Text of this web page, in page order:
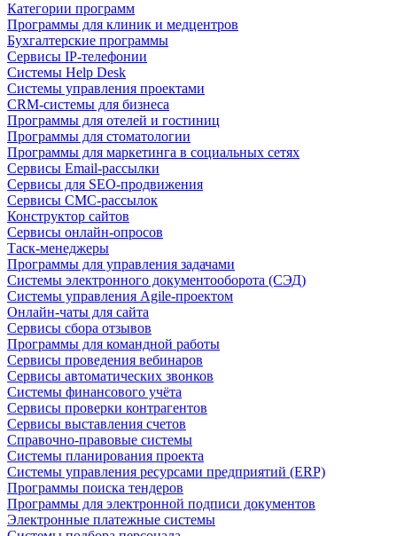
Категории программ
Программы для клиник и медцентров
Бухгалтерские программы
Сервисы IP-телефонии
Системы Help Desk
Системы управления проектами
CRM-системы для бизнеса
Программы для отелей и гостиниц
Программы для стоматологии
Программы для маркетинга в социальных сетях
Сервисы Email-рассылки
Сервисы для SEO-продвижения
Сервисы СМС-рассылок
Конструктор сайтов
Сервисы онлайн-опросов
Таск-менеджеры
Программы для управления задачами
Системы электронного документооборота (СЭД)
Системы управления Agile-проектом
Онлайн-чаты для сайта
Сервисы сбора отзывов
Программы для командной работы
Сервисы проведения вебинаров
Сервисы автоматических звонков
Системы финансового учёта
Сервисы проверки контрагентов
Сервисы выставления счетов
Справочно-правовые системы
Системы планирования проекта
Системы управления ресурсами предприятий (ERP)
Программы поиска тендеров
Программы для электронной подписи документов
Электронные платежные системы